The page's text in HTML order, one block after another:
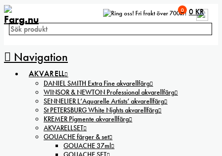
Fri frakt över 700kr!
Navigation
0 0 KR
AKVARELL
DANIEL SMITH Extra Fine akvarellfärg
WINSOR & NEWTON Professional akvarellfärg
SENNELIER L’Aquarelle Artists’ akvarellfärg
St PETERSBURG White Nights akvarellfärg
KREMER Pigmente akvarellfärg
AKVARELLSET
GOUACHE färger & set
GOUACHE 37ml